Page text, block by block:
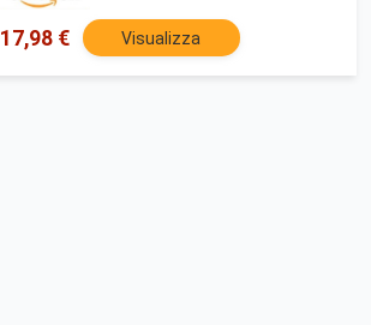
Tezenis Comodo e Morbido di Base
17,98 € Visualizza